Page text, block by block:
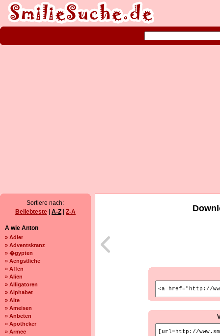
Sortiere nach:
Beliebteste
A-Z Z-A
A wie Anton
» Adler
» Adventskranz
» �gypten
» Aengstliche
» Affen
» Alien
» Alligatoren
» Alphabet
» Alte
» Ameisen
» Anbeten
» Apotheker
» Armee